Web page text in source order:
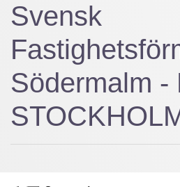
Svensk
Södermalm -